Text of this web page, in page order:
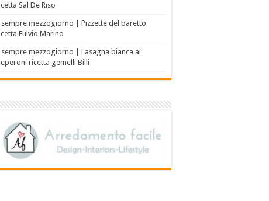
Sal De Riso
sempre mezzogiorno | Pizzette del baretto
Fulvio Marino
sempre mezzogiorno | Lasagna bianca ai
ricetta gemelli Billi